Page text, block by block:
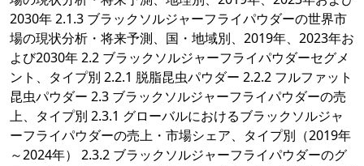
2030年 2.1.3 ブラックソルジャーフライパウダーの世界市
場の現状分析・将来予測、国・地域別、2019年、2023年お
よび2030年 2.2 ブラックソルジャーフライパウダーセグメ
ント、タイプ別 2.2.1 脱脂昆虫パウダー 2.2.2 フルファット
昆虫パウダー 2.3 ブラックソルジャーフライパウダーの売
上、タイプ別 2.3.1 グローバルにおけるブラックソルジャ
ーフライパウダーの売上・市場シェア、タイプ別（2019年
～2024年） 2.3.2 ブラックソルジャーフライパウダーのグ